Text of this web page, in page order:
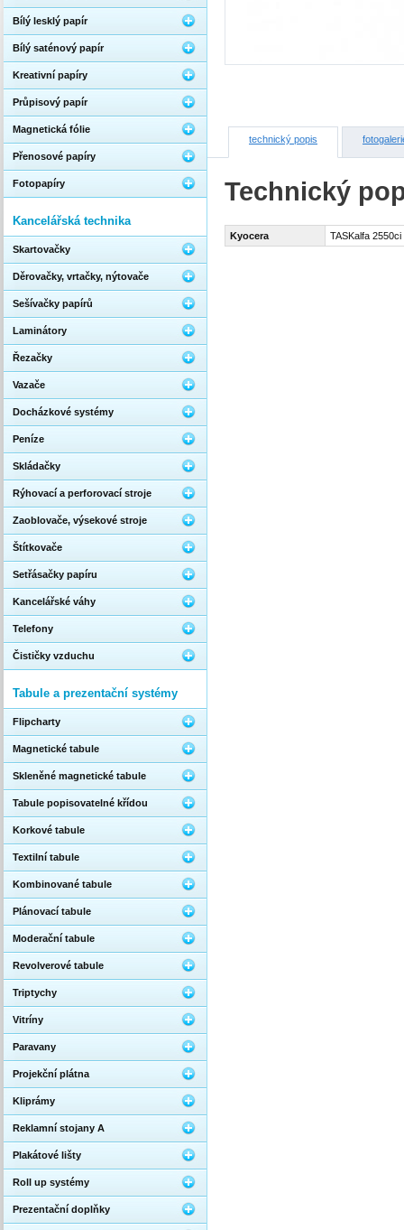
technický popis
Technický
Kyocera TASKalfa 2550ci
Bílý lesklý papír
Bílý saténový papír
Kreativní papíry
Průpisový papír
Magnetická fólie
Přenosové papíry
Fotopapíry
Kancelářská technika
Skartovačky
Děrovačky, vrtačky, nýtovače
Sešívačky papírů
Laminátory
Řezačky
Vazače
Docházkové systémy
Peníze
Skládačky
Rýhovací a perforovací stroje
Zaoblovače, výsekové stroje
Štítkovače
Setřásačky papíru
Kancelářské váhy
Telefony
Čističky vzduchu
Tabule a prezentační systémy
Flipcharty
Magnetické tabule
Skleněné magnetické tabule
Tabule popisovatelné křídou
Korkové tabule
Textilní tabule
Kombinované tabule
Plánovací tabule
Moderační tabule
Revolverové tabule
Triptychy
Vitríny
Paravany
Projekční plátna
Kliprámy
Reklamní stojany A
Plakátové lišty
Roll up systémy
Prezentační doplňky